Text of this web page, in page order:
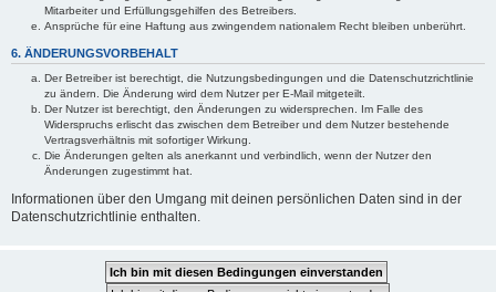
Mitarbeiter und Erfüllungsgehilfen des Betreibers.
Ansprüche für eine Haftung aus zwingendem nationalem Recht bleiben unberührt.
6. ÄNDERUNGSVORBEHALT
Der Betreiber ist berechtigt, die Nutzungsbedingungen und die Datenschutzrichtlinie
zu ändern. Die Änderung wird dem Nutzer per E-Mail mitgeteilt.
Der Nutzer ist berechtigt, den Änderungen zu widersprechen. Im Falle des
Widerspruchs erlischt das zwischen dem Betreiber und dem Nutzer bestehende
Vertragsverhältnis mit sofortiger Wirkung.
Die Änderungen gelten als anerkannt und verbindlich, wenn der Nutzer den
Änderungen zugestimmt hat.
Informationen über den Umgang mit deinen persönlichen Daten sind in der
Datenschutzrichtlinie enthalten.